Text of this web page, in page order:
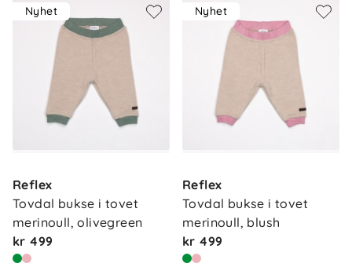
Nyhet
Reflex
Tovdal bukse i tovet
merinoull, olivegreen
kr 499
Nyhet
Reflex
Tovdal bukse i tovet
merinoull, blush
kr 499